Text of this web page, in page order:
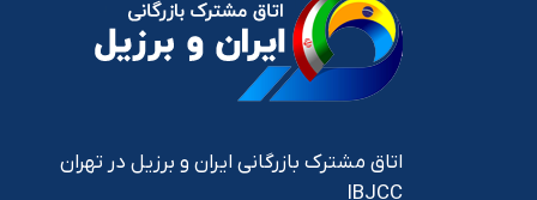
اتاق مشترک بازرگانی ایران و برزیل در تهران
IBJCC